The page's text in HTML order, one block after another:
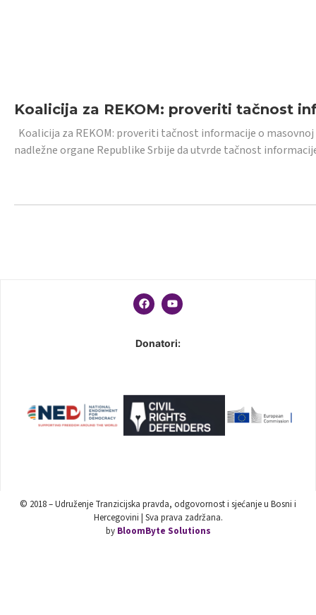
Koalicija za REKOM: proveriti tačnost
Koalicija za REKOM: proveriti tačnost informacije o
nadležne organe Republike Srbije da utvrde tačnost
Donatori:
© 2018 – Udruženje Tranzicijska pravda, odgovornost i sjećanje u Bosni i
Hercegovini | Sva prava zadržana.
by BloomByte Solutions